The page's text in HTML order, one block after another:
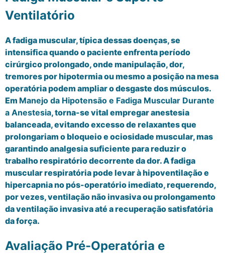
Ventilatório
A fadiga muscular, típica dessas doenças, se
intensifica quando o paciente enfrenta período
cirúrgico prolongado, onde manipulação, dor,
tremores por hipotermia ou mesmo a posição na mesa
operatória podem ampliar o desgaste dos músculos.
Em Manejo da Hipotensão e Fadiga Muscular Durante
a Anestesia, torna-se vital empregar anestesia
balanceada, evitando excesso de relaxantes que
prolongariam o bloqueio e ociosidade muscular, mas
garantindo analgesia suficiente para reduzir o
trabalho respiratório decorrente da dor. A fadiga
muscular respiratória pode levar à hipoventilação e
hipercapnia no pós-operatório imediato, requerendo,
por vezes, ventilação não invasiva ou prolongamento
da ventilação invasiva até a recuperação satisfatória
da força.
Avaliação Pré-Operatória e